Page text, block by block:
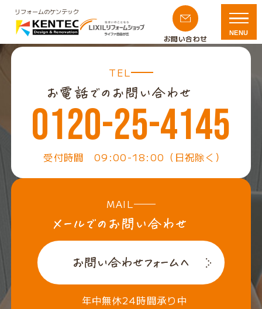
リフォームのケンテック
お問い合わせ
NENU
TEL
0120-25-4145
受付時間 09:00-18:00（日祝除く）
MAIL
年中無休24時間承り中